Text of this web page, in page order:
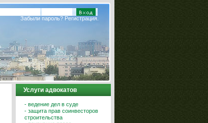
Забыли пароль? Регистрация.
Услуги адвокатов
- ведение дел в суде
- защита прав соинвесторов
строительства